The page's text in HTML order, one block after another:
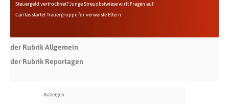
Steuergeld vertrocknet? Junge Streuobstwiese wirft Fragen auf
Caritas startet Trauergruppe für verwaiste Eltern
der Rubrik Allgemein
der Rubrik Reportagen